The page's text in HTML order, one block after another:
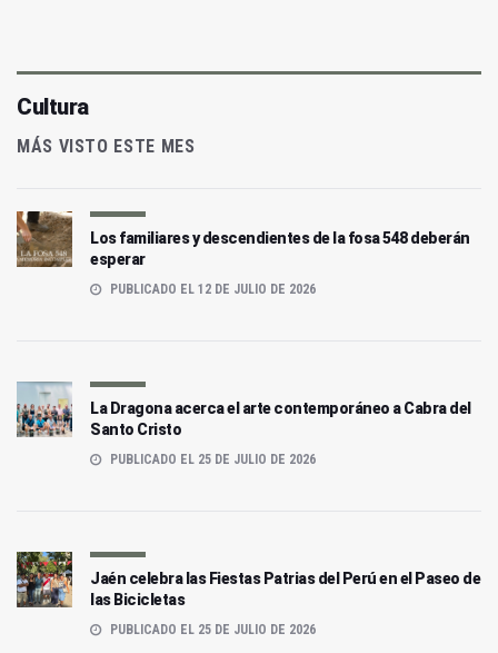
Cultura
MÁS VISTO ESTE MES
Los familiares y descendientes de la fosa 548 deberán
esperar
PUBLICADO EL 12 DE JULIO DE 2026
La Dragona acerca el arte contemporáneo a Cabra del
Santo Cristo
PUBLICADO EL 25 DE JULIO DE 2026
Jaén celebra las Fiestas Patrias del Perú en el Paseo de
las Bicicletas
PUBLICADO EL 25 DE JULIO DE 2026